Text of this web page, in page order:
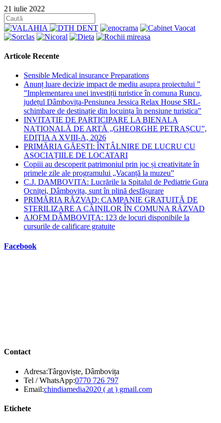
21 iulie 2022
Articole Recente
Sensible Medical insurance Preparations
Anunț luare decizie impact de mediu asupra proiectului ”
”Implementarea unei investiții turistice în comuna Runcu,
județul Dâmbovița-Pensiunea Jessica Relax House SRL-
schimbare de destinație din locuința în pensiune turistica”
INVITAȚIE DE PARTICIPARE LA BIENALA
NAȚIONALĂ DE ARTĂ „GHEORGHE PETRAȘCU”,
EDIŢIA A XVIII-A, 2026
PRIMĂRIA GĂEȘTI: ÎNTÂLNIRE DE LUCRU CU
ASOCIAȚIILE DE LOCATARI
Copiii au descoperit patrimoniul prin joc și creativitate în
primele zile ale programului „Vacanță la muzeu”
C.J. DAMBOVITA: Lucrările la Spitalul de Pediatrie Gura
Ocniței, Dâmbovița, sunt în plină desfășurare
PRIMĂRIA RĂZVAD: CAMPANIE GRATUITĂ DE
STERILIZARE A CÂINILOR ÎN COMUNA RĂZVAD
AJOFM DÂMBOVIȚA: 123 de locuri disponibile la
cursurile de calificare gratuite
Facebook
Contact
Adresa:Târgoviște, Dâmbovița
Tel / WhatsApp:0770 726 797Opens
in
Email:chindiamedia2020 ( at ) gmail.comOpens
Etichete